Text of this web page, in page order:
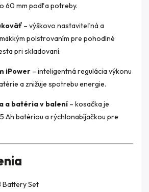
60 mm podľa potreby.
– výškovo nastaviteľná a
polstrovaním pre pohodlné
pri skladovaní.
iPower – inteligentná regulácia výkonu
a znižuje spotrebu energie.
a batéria v balení – kosačka je
Ah batériou a rýchlonabíjačkou pre
Battery Set